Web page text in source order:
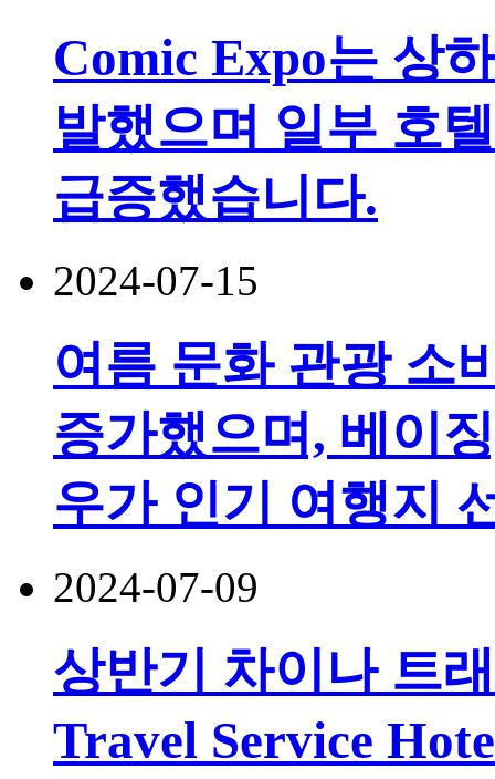
Comic Expo는 상
발했으며 일부 호
급증했습니다.
2024-07-15
여름 문화 관광 소
증가했으며, 베이
우가 인기 여행지
2024-07-09
상반기 차이나 트
Travel Service